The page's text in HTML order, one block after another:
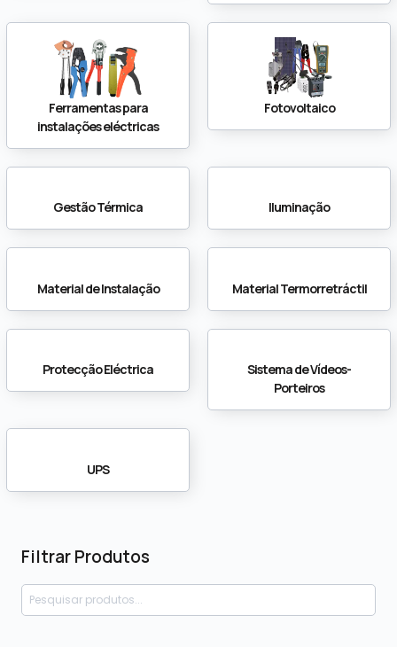
Ferramentas para
instalações eléctricas
Fotovoltaico
Gestão Térmica Iluminação
Material de Instalação Material Termorretráctil
Protecção Eléctrica
Sistema de Vídeos-
Porteiros
UPS
Filtrar Produtos